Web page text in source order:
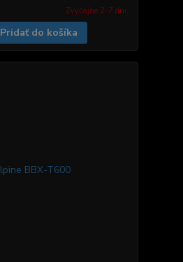
Zvyčajne 2-7 dni.
Pridať do košíka